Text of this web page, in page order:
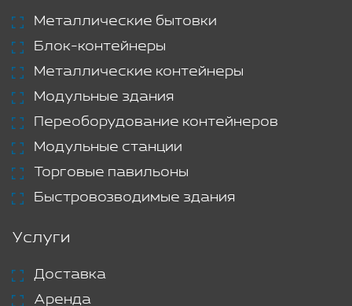
Металлические бытовки
Блок-контейнеры
Металлические контейнеры
Модульные здания
Переоборудование контейнеров
Модульные станции
Торговые павильоны
Быстровозводимые здания
Услуги
Доставка
Аренда